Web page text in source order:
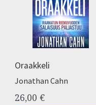
Oraakkeli
Jonathan Cahn
26,00 €